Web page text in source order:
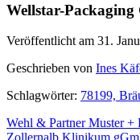
Wellstar-
Veröffentlicht am 31.
Geschrieben von Ines
Schlagwörter: 78199,
Wehl & Partner Muster +